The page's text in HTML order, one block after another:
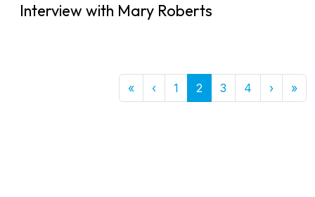
Interview with Mary Roberts
«First
‹Previous
1 2 3 4 › Next
»